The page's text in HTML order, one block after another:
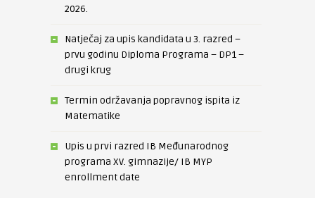
2026.
Natječaj za upis kandidata u 3. razred –
prvu godinu Diploma Programa – DP1 –
drugi krug
Termin održavanja popravnog ispita iz
Matematike
Upis u prvi razred IB Međunarodnog
programa XV. gimnazije/ IB MYP
enrollment date